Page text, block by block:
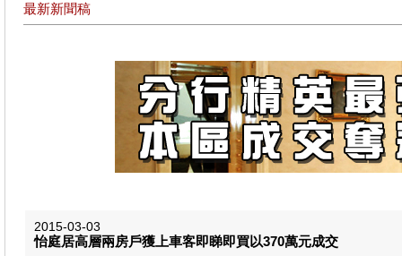
最新新聞稿
2015-03-03
怡庭居高層兩房戶獲上車客即睇即買以370萬元成交